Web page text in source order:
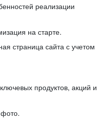
реализации
на старте.
страница сайта с учетом
продуктов, акций и